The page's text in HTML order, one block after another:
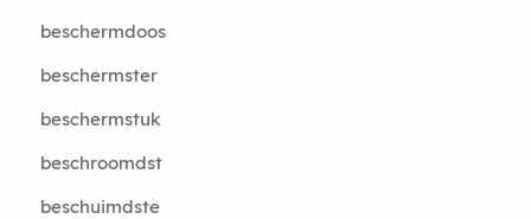
beschermdoos
beschermster
beschermstuk
beschroomdst
beschuimdste